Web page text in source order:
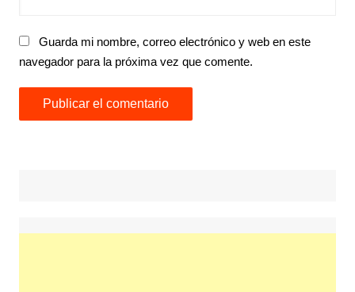
Guarda mi nombre, correo electrónico y web en este
navegador para la próxima vez que comente.